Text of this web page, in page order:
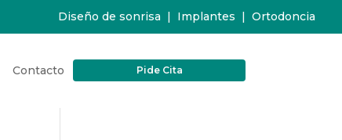
Diseño de sonrisa | Implantes |Ortodoncia
Contacto Pide Cita